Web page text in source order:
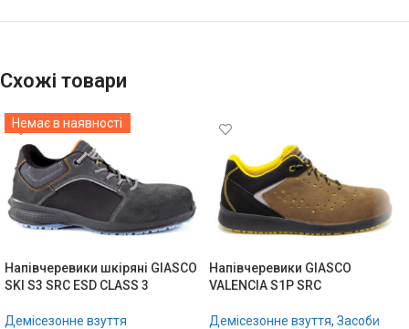
Схожі товари
Немає в наявності
Напівчеревики шкіряні GIASCO
SKI S3 SRC ESD CLASS 3
Демісезонне взуття
Напівчеревики GIASCO
VALENCIA S1P SRC
Демісезонне взуття, Засоби